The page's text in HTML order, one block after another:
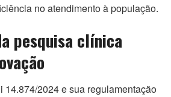
no atendimento à população.
pesquisa clínica
14.874/2024 e sua regulamentação